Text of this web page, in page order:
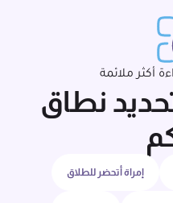
نطاق
أكثر ملائمة
إمراة أتحضر للطلاق